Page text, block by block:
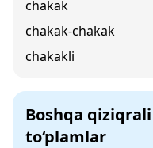
chakak
chakak-chakak
chakakli
Boshqa
to‘plamlar